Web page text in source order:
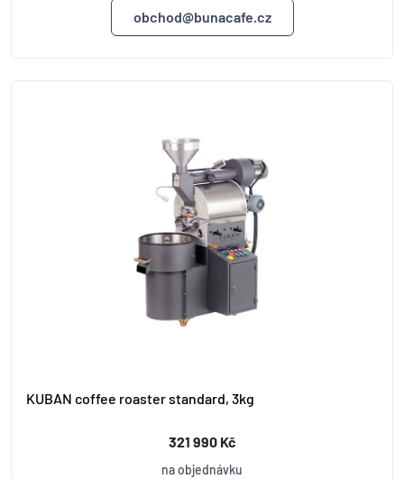
obchod@bunacafe.cz
KUBAN coffee roaster standard, 3kg
321 990 Kč
na objednávku